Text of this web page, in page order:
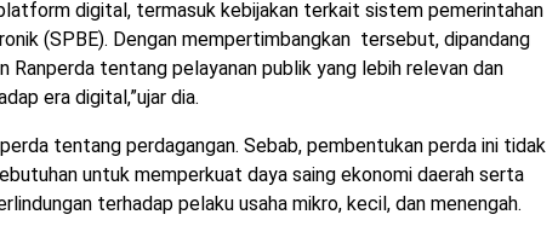
digital, termasuk kebijakan terkait sistem pemerintahan
(SPBE). Dengan mempertimbangkan tersebut, dipandang
Ranperda tentang pelayanan publik yang lebih relevan dan
era digital,”ujar dia.
tentang perdagangan. Sebab, pembentukan perda ini tidak
untuk memperkuat daya saing ekonomi daerah serta
terhadap pelaku usaha mikro, kecil, dan menengah.